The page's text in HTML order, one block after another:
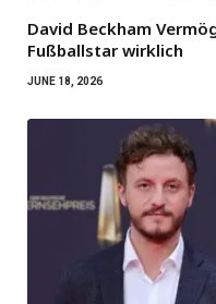
David Beckham
Fußballstar wirklich
JUNE 18, 2026